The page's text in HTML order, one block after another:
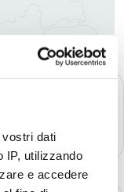
dati
IP, utilizzando
e accedere